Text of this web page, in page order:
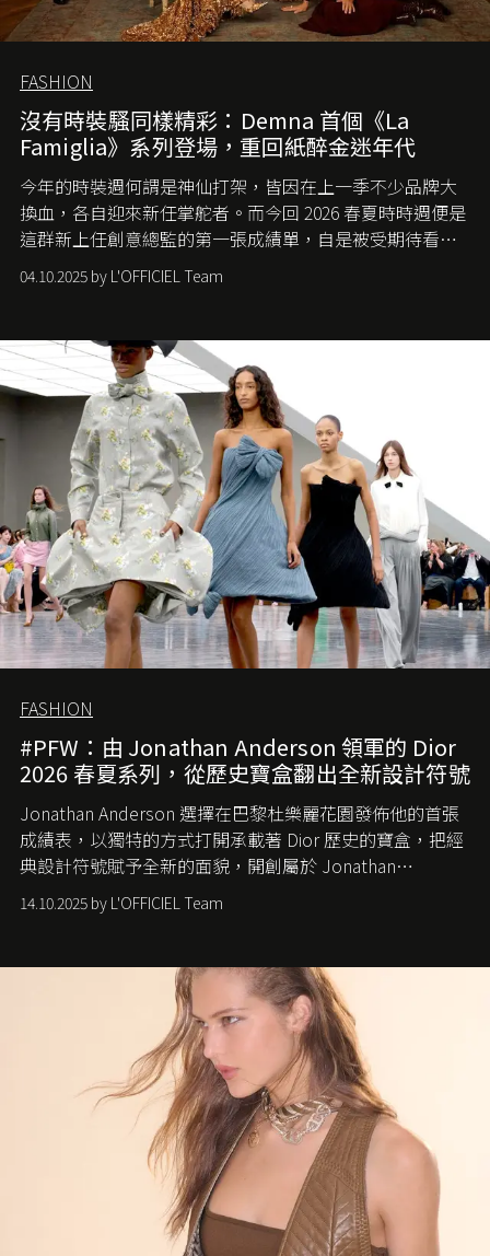
FASHION
沒有時裝騷同樣精彩：Demna 首個《La
Famiglia》系列登場，重回紙醉金迷年代
今年的時裝週何謂是神仙打架，皆因在上一季不少品牌大
換血，各自迎來新任掌舵者。而今回 2026 春夏時時週便是
這群新上任創意總監的第一張成績單，自是被受期待看他
們如何各顯神通。意大利老牌 Gucci 在過去幾個季度業績
難已救回，開雲集團任命成功曾翻轉 Balenciaga 的愛將
團市值一日蒸發 30 億美元，大眾擔心走得太前的 Demna
會忽略品牌的美學基礎，最後變成三不像。而從剛剛推出
的首作所造成的話題及關注度，我們便知道 Demna 沒這麼
簡單，一個嶄新的 Gucci 時代已經展開！
04.10.2025 by L'OFFICIEL Team
FASHION
#PFW：由 Jonathan Anderson 領軍的 Dior
2026 春夏系列，從歷史寶盒翻出全新設計符號
Jonathan Anderson 選擇在巴黎杜樂麗花園發佈他的首張
成績表，以獨特的方式打開承載著 Dior 歷史的寶盒，把經
典設計符號賦予全新的面貌，開創屬於 Jonathan
Anderson 的 Dior 時代。
14.10.2025 by L'OFFICIEL Team